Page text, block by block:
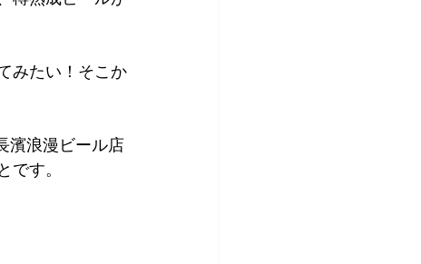
みたい！そこか
濱浪漫ビール店
す。